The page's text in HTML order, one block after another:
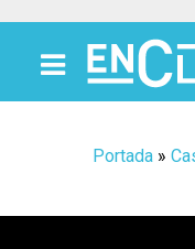
Portada »